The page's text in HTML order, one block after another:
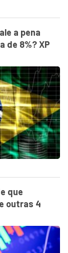
a pena
de 8%? XP
que
outras 4